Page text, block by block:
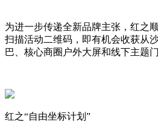
为进一步传递全新品牌主张，红之
扫描活动二维码，即有机会收获从
巴、核心商圈户外大屏和线下主题
红之“自由坐标计划”